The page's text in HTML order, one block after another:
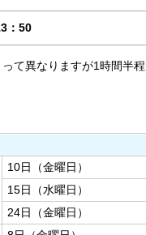
：50
て異なりますが1時間半
10日（金曜日）
15日（水曜日）
24日（金曜日）